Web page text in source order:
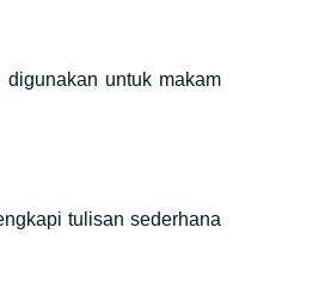
untuk makam
tulisan sederhana